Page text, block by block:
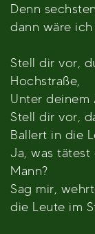
Denn
dann wäre ich
Stell dir vor,
Hochstraße,
Unter deinem
Stell dir vor,
Ballert in die
Ja, was tätest
Mann?
Sag mir,
die Leute im